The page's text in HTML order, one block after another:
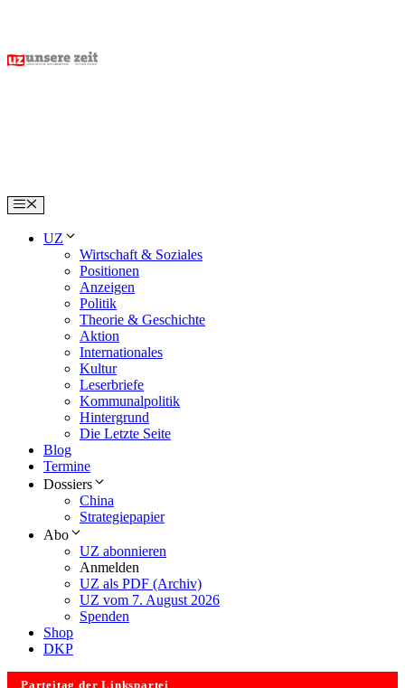
content
Menu
UZ
Wirtschaft & Soziales
Positionen
Anzeigen
Politik
Theorie & Geschichte
Aktion
Internationales
Kultur
Leserbriefe
Kommunalpolitik
Hintergrund
Die Letzte Seite
Blog
Termine
Dossiers
China
Strategiepapier
Abo
UZ abonnieren
Anmelden
UZ als PDF (Archiv)
UZ vom 7. August 2026
Spenden
Shop
DKP